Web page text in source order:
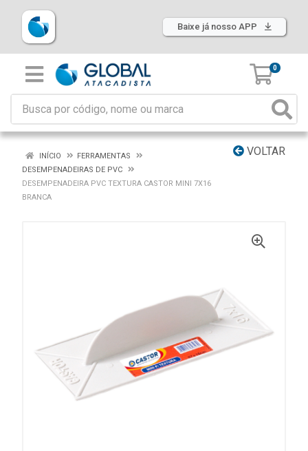
Baixe já nosso APP
0
VOLTAR
INÍCIO
FERRAMENTAS
DESEMPENADEIRAS DE PVC
DESEMPENADEIRA PVC TEXTURA CASTOR MINI 7X16
BRANCA